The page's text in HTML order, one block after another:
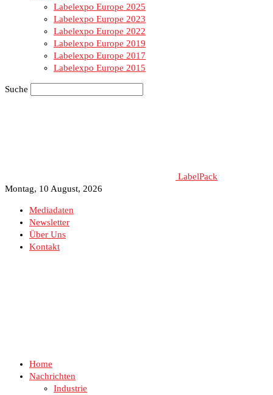
Labelexpo Europe 2025
Labelexpo Europe 2023
Labelexpo Europe 2022
Labelexpo Europe 2019
Labelexpo Europe 2017
Labelexpo Europe 2015
Suche
LabelPack
Montag, 10 August, 2026
Mediadaten
Newsletter
Über Uns
Kontakt
Home
Nachrichten
Industrie